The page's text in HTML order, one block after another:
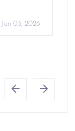
Jun 03, 2026